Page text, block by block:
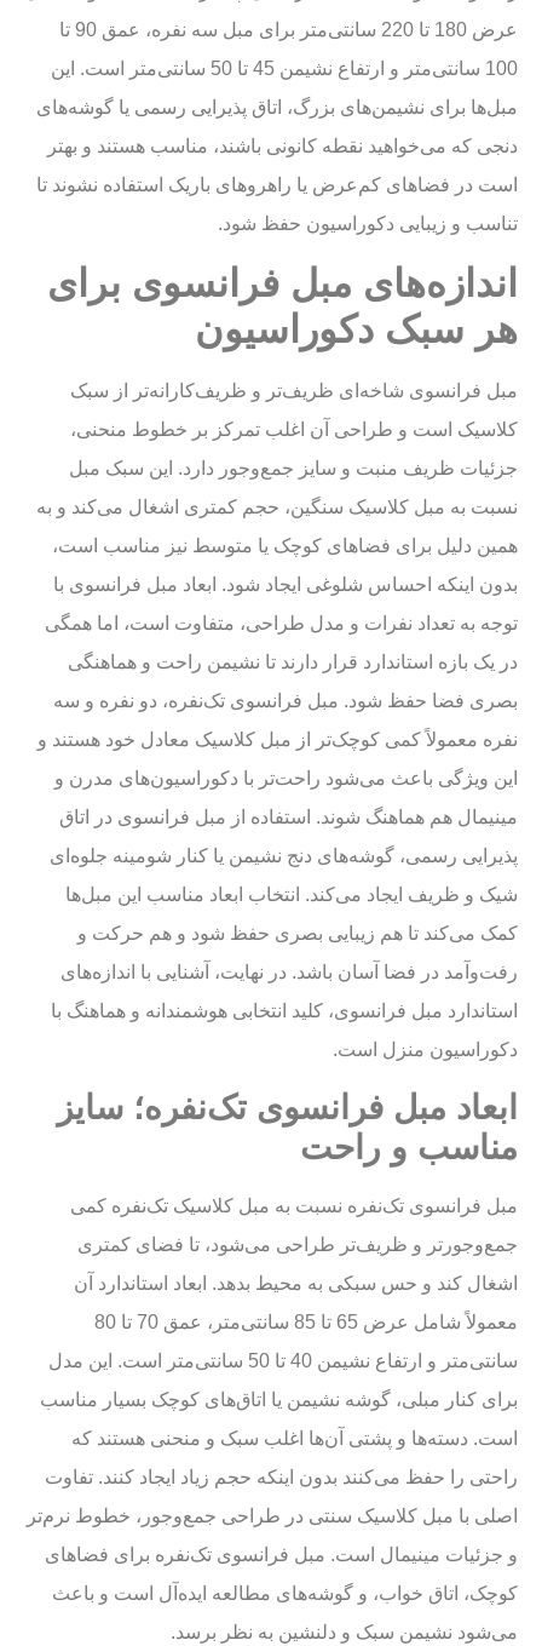
عرض 180 تا 220 سانتی‌متر برای مبل سه نفره، عمق 90 تا
100 سانتی‌متر و ارتفاع نشیمن 45 تا 50 سانتی‌متر است. این
مبل‌ها برای نشیمن‌های بزرگ، اتاق پذیرایی رسمی یا گوشه‌های
دنجی که می‌خواهید نقطه کانونی باشند، مناسب هستند و بهتر
است در فضاهای کم‌عرض یا راهروهای باریک استفاده نشوند تا
تناسب و زیبایی دکوراسیون حفظ شود.
اندازه‌های مبل فرانسوی برای
هر سبک دکوراسیون
مبل فرانسوی شاخه‌ای ظریف‌تر و ظریف‌کارانه‌تر از سبک
کلاسیک است و طراحی آن اغلب تمرکز بر خطوط منحنی،
جزئیات ظریف منبت و سایز جمع‌وجور دارد. این سبک مبل
نسبت به مبل کلاسیک سنگین، حجم کمتری اشغال می‌کند و به
همین دلیل برای فضاهای کوچک یا متوسط نیز مناسب است،
بدون اینکه احساس شلوغی ایجاد شود. ابعاد مبل فرانسوی با
توجه به تعداد نفرات و مدل طراحی، متفاوت است، اما همگی
در یک بازه استاندارد قرار دارند تا نشیمن راحت و هماهنگی
بصری فضا حفظ شود. مبل فرانسوی تک‌نفره، دو نفره و سه
نفره معمولاً کمی کوچک‌تر از مبل کلاسیک معادل خود هستند و
این ویژگی باعث می‌شود راحت‌تر با دکوراسیون‌های مدرن و
مینیمال هم هماهنگ شوند. استفاده از مبل فرانسوی در اتاق
پذیرایی رسمی، گوشه‌های دنج نشیمن یا کنار شومینه جلوه‌ای
شیک و ظریف ایجاد می‌کند. انتخاب ابعاد مناسب این مبل‌ها
کمک می‌کند تا هم زیبایی بصری حفظ شود و هم حرکت و
رفت‌وآمد در فضا آسان باشد. در نهایت، آشنایی با اندازه‌های
استاندارد مبل فرانسوی، کلید انتخابی هوشمندانه و هماهنگ با
دکوراسیون منزل است.
ابعاد مبل فرانسوی تک‌نفره؛ سایز
مناسب و راحت
مبل فرانسوی تک‌نفره نسبت به مبل کلاسیک تک‌نفره کمی
جمع‌وجورتر و ظریف‌تر طراحی می‌شود، تا فضای کمتری
اشغال کند و حس سبکی به محیط بدهد. ابعاد استاندارد آن
معمولاً شامل عرض 65 تا 85 سانتی‌متر، عمق 70 تا 80
سانتی‌متر و ارتفاع نشیمن 40 تا 50 سانتی‌متر است. این مدل
برای کنار مبلی، گوشه نشیمن یا اتاق‌های کوچک بسیار مناسب
است. دسته‌ها و پشتی آن‌ها اغلب سبک و منحنی هستند که
راحتی را حفظ می‌کنند بدون اینکه حجم زیاد ایجاد کنند. تفاوت
اصلی با مبل کلاسیک سنتی در طراحی جمع‌وجور، خطوط نرم‌تر
و جزئیات مینیمال است. مبل فرانسوی تک‌نفره برای فضاهای
کوچک، اتاق خواب، و گوشه‌های مطالعه ایده‌آل است و باعث
می‌شود نشیمن سبک و دلنشین به نظر برسد.